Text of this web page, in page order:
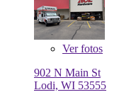
Verfotos
902 N Main St
Lodi, WI 53555